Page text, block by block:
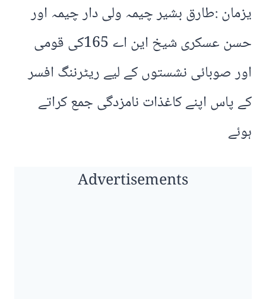
یزمان :طارق بشیر چیمہ ولی دار چیمہ اور
حسن عسکری شیخ این اے 165کی قومی
اور صوبائی نشستوں کے لیے ریٹرننگ افسر
کے پاس اپنے کاغذات نامزدگی جمع کراتے
ہوئے
Advertisements